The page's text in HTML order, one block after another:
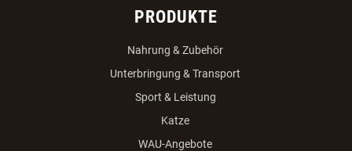
PRODUKTE
Nahrung & Zubehör
Unterbringung & Transport
Sport & Leistung
Katze
WAU-Angebote